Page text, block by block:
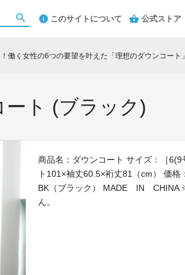
このサイトについて 公式ストア
働く女性の6つの要望を叶えた「理想のダウンコート」
ート (ブラック)
商品名：ダウンコート サイズ：［
ト101×袖丈60.5×裄丈81（cm） 価格
BK（ブラック） MADE IN CHINA
ん。